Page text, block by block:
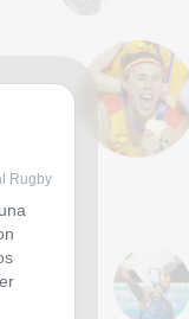
Rugby
están
entre